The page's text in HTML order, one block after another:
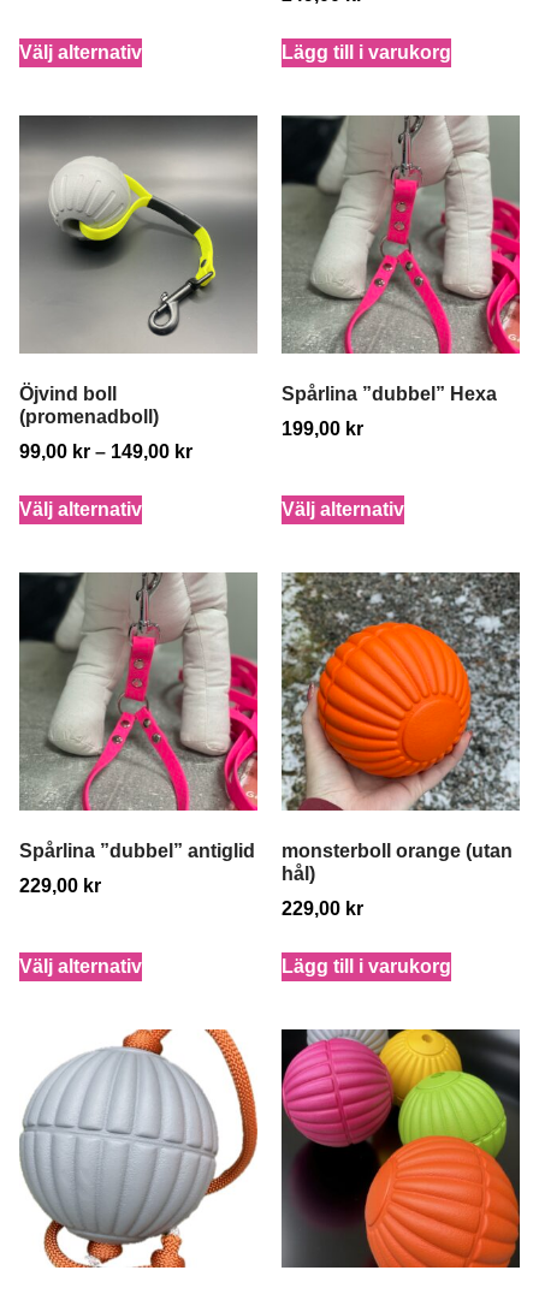
Välj alternativ Lägg till i varukorg
Öjvind boll
(promenadboll)
99,00 kr – 149,00 kr
Välj alternativ
Spårlina ”dubbel” Hexa
199,00 kr
Välj alternativ
Spårlina ”dubbel” antiglid
229,00 kr
Välj alternativ
monsterboll orange (utan
hål)
229,00 kr
Lägg till i varukorg